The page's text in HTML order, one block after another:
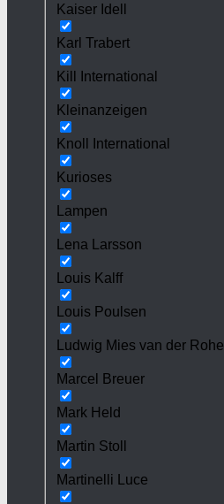
Kaiser Idell
Karl Trabert
Kill International
Kleinanzeigen
Knoll International
Kurioses
Lampen
Lena Larsson
Louis Kalff
Louis Poulsen
Ludwig Mies van der Rohe
Marcel Breuer
Mark Held
Martin Stoll
Martinelli Luce